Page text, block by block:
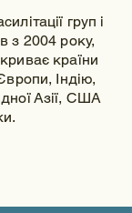
груп і
з 2004 року,
країни
Індію,
Азії, США